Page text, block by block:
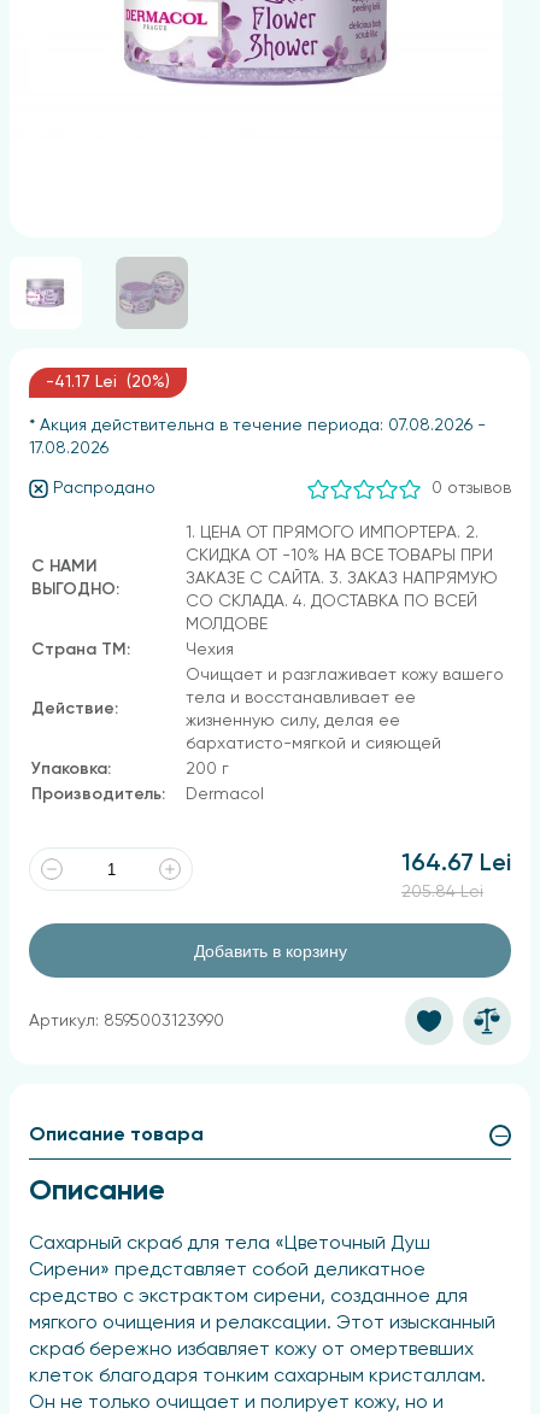
-41.17 Lei (20%)
* Акция действительна в течение периода: 07.08.2026 -
17.08.2026
Распродано 0 отзывов
С НАМИ
ВЫГОДНО:
1. ЦЕНА ОТ ПРЯМОГО ИМПОРТЕРА. 2.
СКИДКА ОТ -10% НА ВСЕ ТОВАРЫ ПРИ
ЗАКАЗЕ С САЙТА. 3. ЗАКАЗ НАПРЯМУЮ
СО СКЛАДА. 4. ДОСТАВКА ПО ВСЕЙ
МОЛДОВЕ
Страна ТМ:
Чехия
Действие:
Очищает и разглаживает кожу вашего
тела и восстанавливает ее
жизненную силу, делая ее
бархатисто-мягкой и сияющей
Упаковка:
200 г
Производитель:
Dermacol
164.67 Lei
205.84 Lei
Добавить в корзину
Артикул: 8595003123990
Описание товара
Описание
Сахарный скраб для тела «Цветочный Душ
Сирени» представляет собой деликатное
средство с экстрактом сирени, созданное для
мягкого очищения и релаксации. Этот изысканный
скраб бережно избавляет кожу от омертвевших
клеток благодаря тонким сахарным кристаллам.
Он не только очищает и полирует кожу, но и